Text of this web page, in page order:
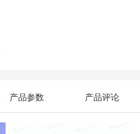
产品参数 产品评论